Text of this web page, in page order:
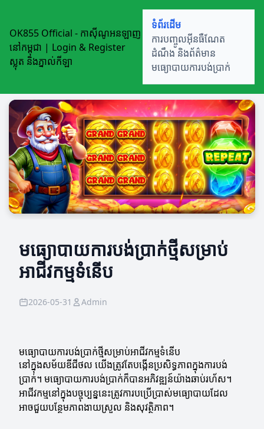
OK855 Official - កាស៊ីណូអនឡាញ
នៅកម្ពុជា | Login & Register
ស្លុត និងភ្នាល់កីឡា
ទំព័រដើម
ការបញ្ចូលអ៊ីនធឺណែត
ដំណឹង និងព័ត៌មាន
មធ្យោបាយការបង់ប្រាក់
មធ្យោបាយការបង់ប្រាក់ថ្មីសម្រាប់
អាជីវកម្មទំនើប
2026-05-31 Admin
មធ្យោបាយការបង់ប្រាក់ថ្មីសម្រាប់អាជីវកម្មទំនើប
នៅក្នុងសម័យឌីជីថល យើងត្រូវតែបង្កើនប្រសិទ្ធភាពក្នុងការបង់
ប្រាក់។ មធ្យោបាយការបង់ប្រាក់ក៏បានអភិវឌ្ឍន៍យ៉ាងឆាប់រហ័ស។
អាជីវកម្មនៅក្នុងបច្ចុប្បន្ននេះត្រូវការបប្រើប្រាស់មធ្យោបាយដែល
អាចជួយបន្ថែមភាពងាយស្រួល និងសុវត្ថិភាព។